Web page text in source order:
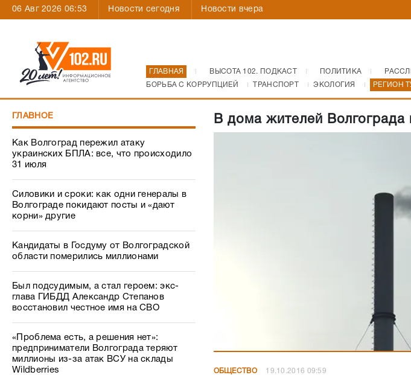
06 Авг 2026 06:53 Новости сегодня Новости вчера
ГЛАВНАЯ ВЫСОТА 102. ПОДКАСТ ПОЛИТИКА
БОРЬБА С КОРРУПЦИЕЙ
ТРАНСПОРТ ЭКОЛОГИЯ РЕГИОН
ГЛАВНОЕ
Как Волгоград пережил атаку
украинских БПЛА: все, что происходило
31 июля
Силовики и сроки: как одни генералы в
Волгограде покидают посты и «дают
корни» другие
Кандидаты в Госдуму от Волгоградской
области померились миллионами
Был подсудимым, а стал героем: экс-
глава ГИБДД Александр Степанов
восстановил честное имя на СВО
«Проблема есть, а решения нет»:
предприниматели Волгограда теряют
миллионы из-за атак ВСУ на склады
Wildberries
В дома жителей Волгограда
ОБЩЕСТВО 19.10.2016 09:59